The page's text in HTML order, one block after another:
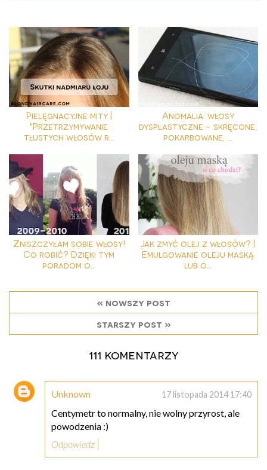
Pielęgnacyjne mity |
"Przetrzymywanie
tłustych włosów r...
Anomalia: włosy
dysplastyczne - skręcone,
pokarbowane, ...
Zniszczyłam sobie włosy!
Co robić? Dzięki tym
poradom o...
Jak zmyć olej z włosów? |
Emulgowanie oleju maską
lub o...
« nowszy post
starszy post »
111 komentarzy
Unknown 17 listopada 2014 17:40
Centymetr to normalny, nie wolny przyrost, ale
powodzenia :)
Odpowiedz